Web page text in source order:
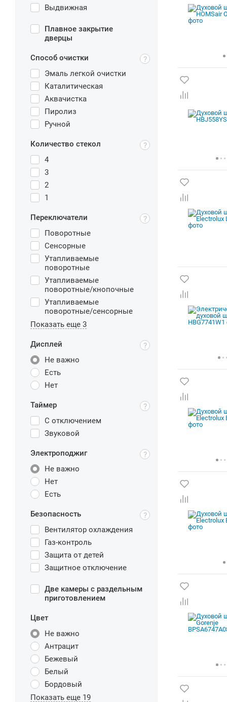
Выдвижная
Плавное закрытие
дверцы
Способ очистки
Эмаль легкой очистки
Каталитическая
Аквачистка
Пиролиз
Ручной
Количество стекол
4
3
2
1
Переключатели
Поворотные
Сенсорные
Утапливаемые
поворотные
Утапливаемые
поворотные/кнопочные
Утапливаемые
поворотные/сенсорные
Показать еще 3
Дисплей
Не важно
Есть
Нет
Таймер
С отключением
Звуковой
Электроподжиг
Не важно
Нет
Есть
Безопасность
Вентилятор охлаждения
Газ-контроль
Защита от детей
Защитное отключение
Две камеры с раздельным
приготовлением
Цвет
Не важно
Антрацит
Бежевый
Белый
Бордовый
Показать еще 19